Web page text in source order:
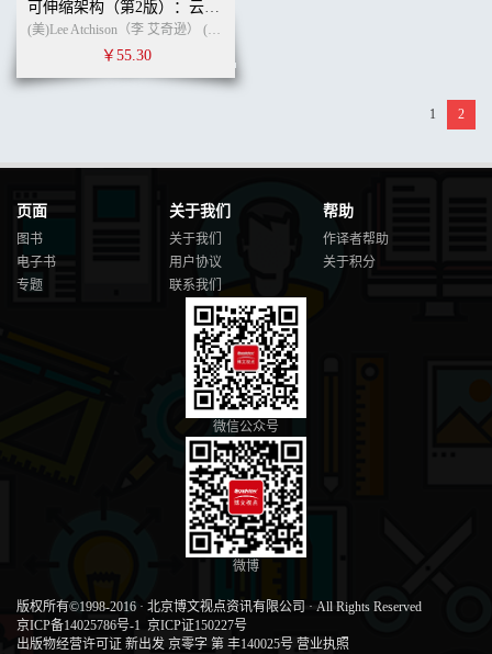
可伸缩架构（第2版）：云环境下的高可用与风险管理
(美)Lee Atchison（李 艾奇逊） (作者)
￥55.30
1 2
页面
图书
电子书
专题
关于我们
关于我们
用户协议
联系我们
帮助
作译者帮助
关于积分
微信公众号
微博
版权所有©1998-2016 · 北京博文视点资讯有限公司 · All Rights Reserved
京ICP备14025786号-1 京ICP证150227号
出版物经营许可证 新出发 京零字 第 丰140025号 营业执照